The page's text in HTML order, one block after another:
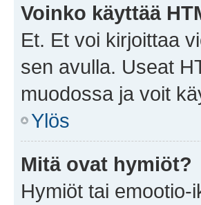
Voinko käyttää
Et. Et voi kirjoittaa
sen avulla. Useat
muodossa ja voit
Ylös
Mitä ovat hymiöt?
Hymiöt tai